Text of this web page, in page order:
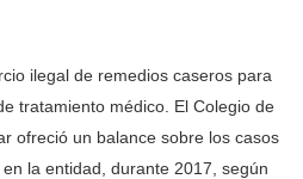
ilegal de remedios caseros para
tratamiento médico. El Colegio de
ofreció un balance sobre los casos
la entidad, durante 2017, según